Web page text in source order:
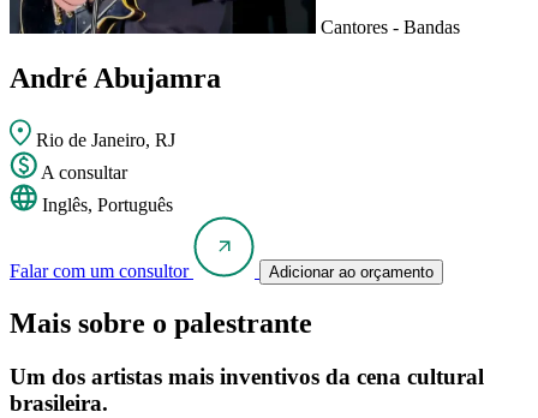
Cantores - Bandas
André Abujamra
Rio de Janeiro, RJ
A consultar
Inglês, Português
Falar com um consultor Adicionar ao orçamento
Mais sobre o palestrante
Um dos artistas mais inventivos da cena cultural
brasileira.